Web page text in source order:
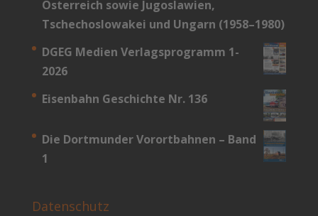
Österreich sowie Jugoslawien,
Tschechoslowakei und Ungarn (1958–1980)
DGEG Medien Verlagsprogramm 1-
2026
Eisenbahn Geschichte Nr. 136
Die Dortmunder Vorortbahnen – Band
1
Datenschutz